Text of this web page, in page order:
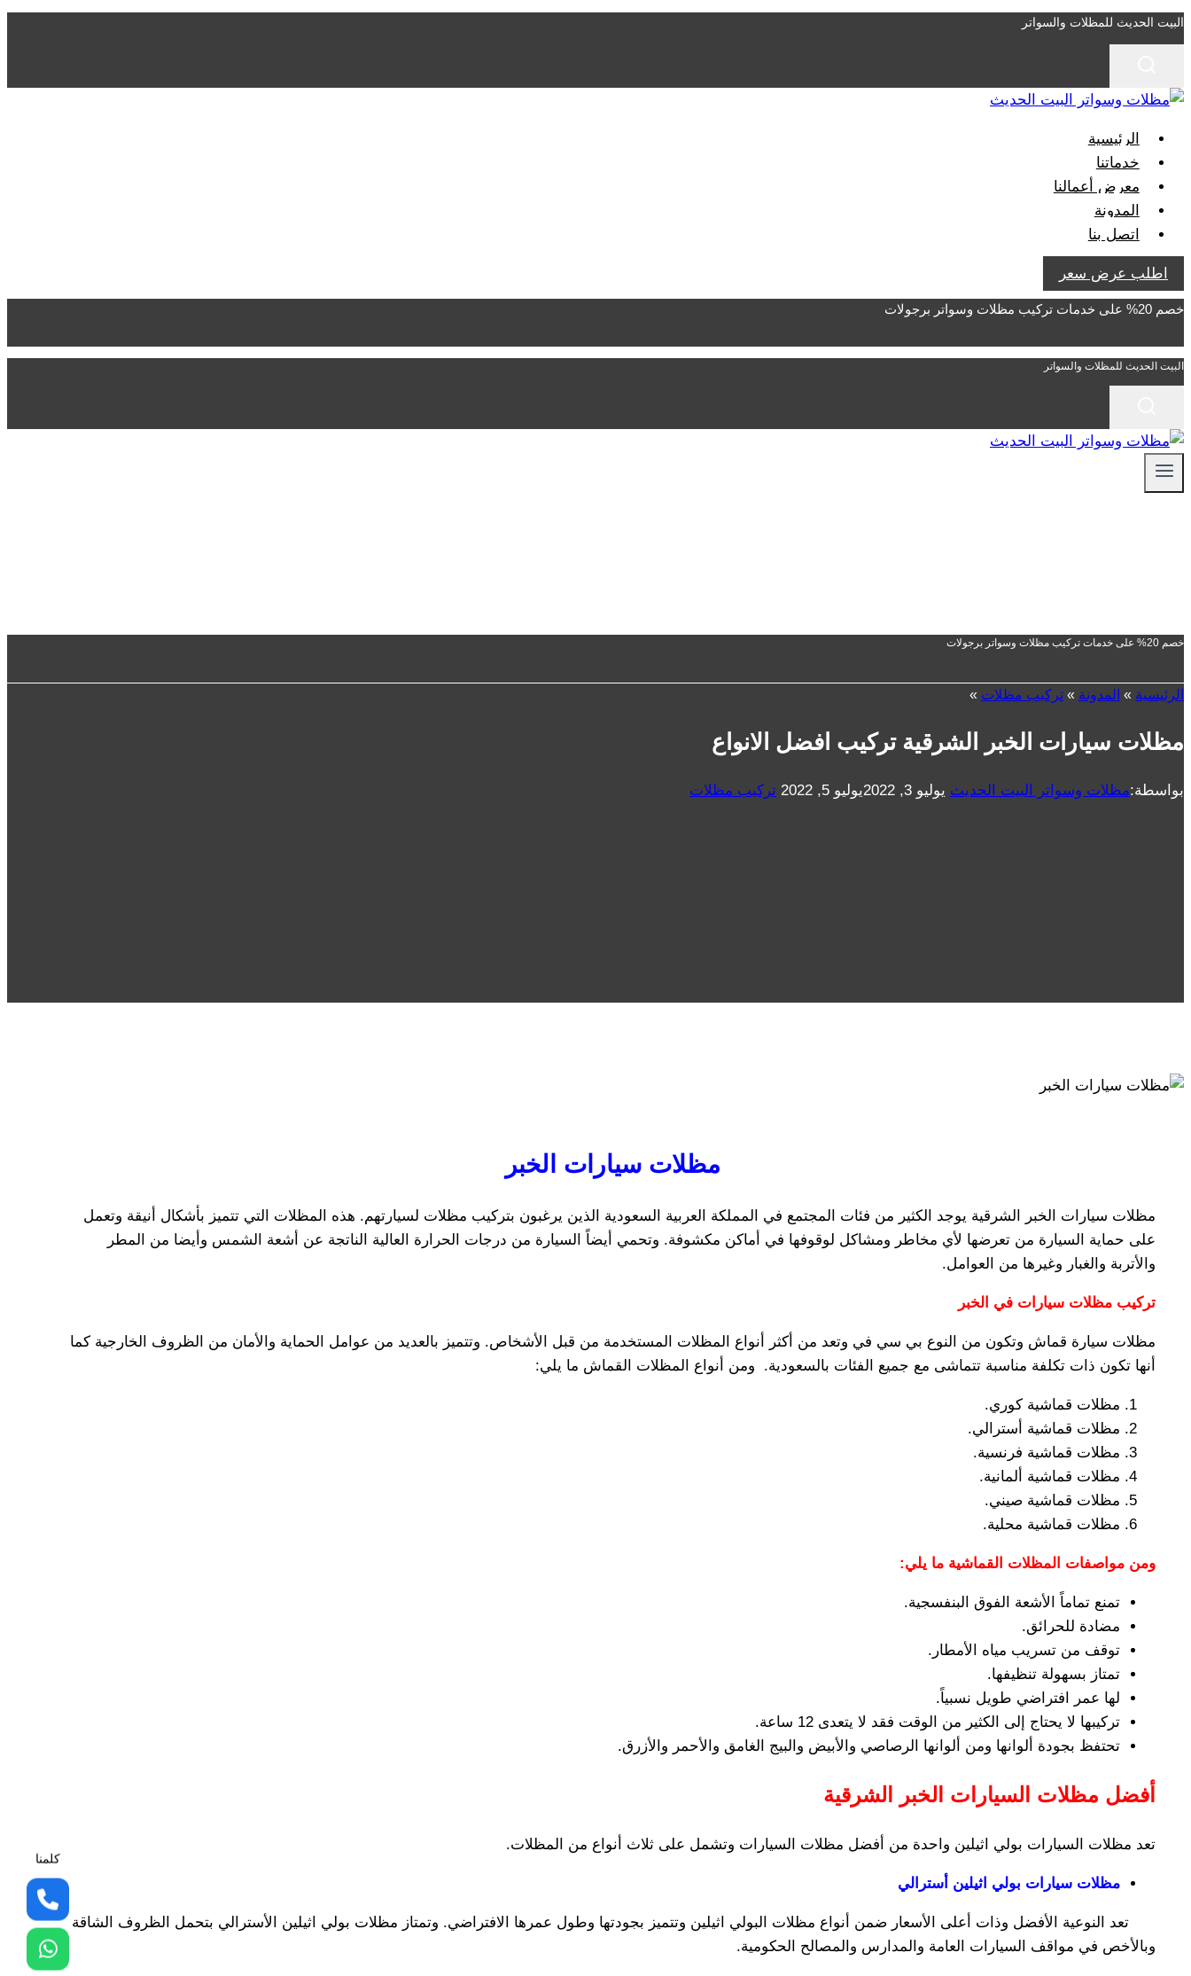
التجاوز
إلى
البيت الحديث للمظلات والسواتر
الرئيسية
خدماتنا
معرض أعمالنا
المدونة
اتصل بنا
اطلب عرض سعر
خصم 20% على خدمات تركيب مظلات وسواتر برجولات
البيت الحديث للمظلات والسواتر
خصم 20% على خدمات تركيب مظلات وسواتر برجولات
الرئيسية » المدونة » تركيب مظلات »
مظلات سيارات الخبر الشرقية تركيب افضل الانواع
بواسطة:مظلات وسواتر البيت الحديث يوليو 3, 2022 يوليو 5, 2022 تركيب مظلات
مظلات سيارات الخبر
مظلات سيارات الخبر الشرقية يوجد الكثير من فئات المجتمع في المملكة العربية السعودية الذين يرغبون بتركيب مظلات لسيارتهم. هذه المظلات التي تتميز بأشكال أنيقة وتعمل
على حماية السيارة من تعرضها لأي مخاطر ومشاكل لوقوفها في أماكن مكشوفة. وتحمي أيضاً السيارة من درجات الحرارة العالية الناتجة عن أشعة الشمس وأيضا من المطر
والأتربة والغبار وغيرها من العوامل.
تركيب مظلات سيارات في الخبر
مظلات سيارة قماش وتكون من النوع بي سي في وتعد من أكثر أنواع المظلات المستخدمة من قبل الأشخاص. وتتميز بالعديد من عوامل الحماية والأمان من الظروف الخارجية كما
أنها تكون ذات تكلفة مناسبة تتماشى مع جميع الفئات بالسعودية. ومن أنواع المظلات القماش ما يلي:
مظلات قماشية كوري.
مظلات قماشية أسترالي.
مظلات قماشية فرنسية.
مظلات قماشية ألمانية.
مظلات قماشية صيني.
مظلات قماشية محلية.
ومن مواصفات المظلات القماشية ما يلي:
تمنع تماماً الأشعة الفوق البنفسجية.
مضادة للحرائق.
توقف من تسريب مياه الأمطار.
تمتاز بسهولة تنظيفها.
لها عمر افتراضي طويل نسبياً.
تركيبها لا يحتاج إلى الكثير من الوقت فقد لا يتعدى 12 ساعة.
تحتفظ بجودة ألوانها ومن ألوانها الرصاصي والأبيض والبيج الغامق والأحمر والأزرق.
أفضل مظلات السيارات الخبر الشرقية
تعد مظلات السيارات بولي اثيلين واحدة من أفضل مظلات السيارات وتشمل على ثلاث أنواع من المظلات.
مظلات سيارات بولي اثيلين أسترالي
تعد النوعية الأفضل وذات أعلى الأسعار ضمن أنواع مظلات البولي اثيلين وتتميز بجودتها وطول عمرها الافتراضي. وتمتاز مظلات بولي اثيلين الأسترالي بتحمل الظروف الشاقة
وبالأخص في مواقف السيارات العامة والمدارس والمصالح الحكومية.
كلمنا